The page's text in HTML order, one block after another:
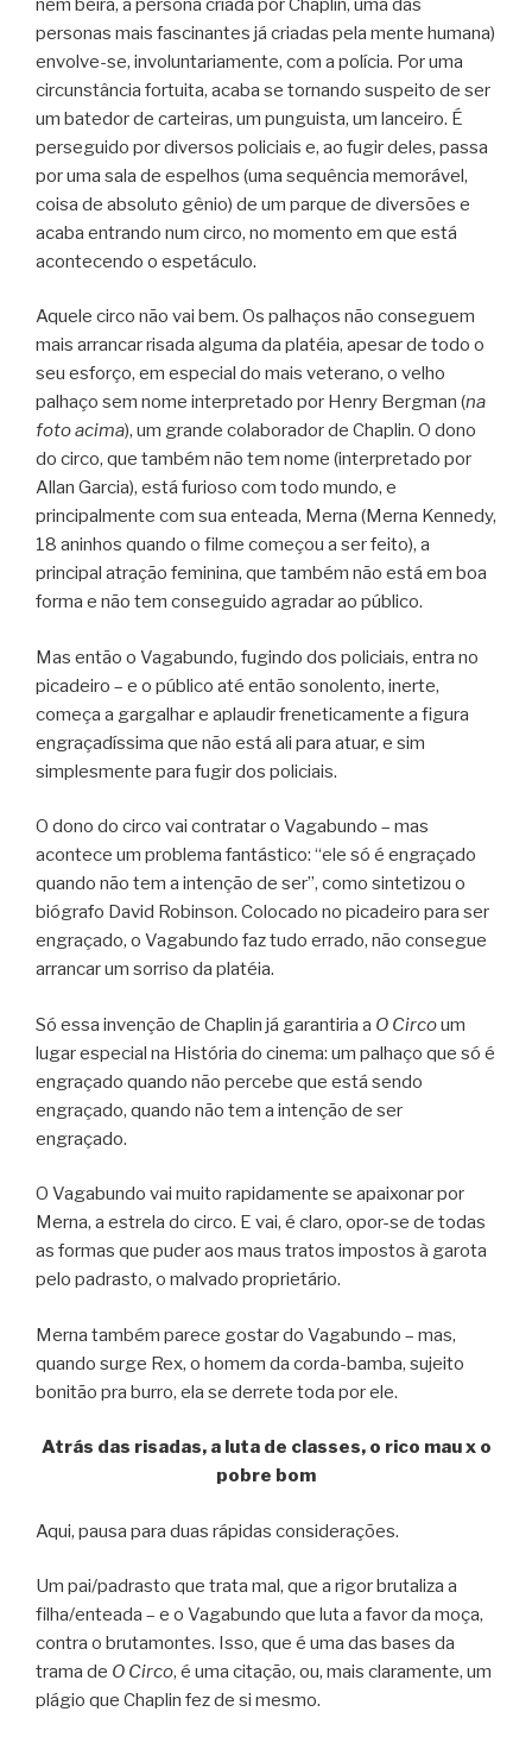
nem beira, a persona criada por Chaplin, uma das
personas mais fascinantes já criadas pela mente humana)
envolve-se, involuntariamente, com a polícia. Por uma
circunstância fortuita, acaba se tornando suspeito de ser
um batedor de carteiras, um punguista, um lanceiro. É
perseguido por diversos policiais e, ao fugir deles, passa
por uma sala de espelhos (uma sequência memorável,
coisa de absoluto gênio) de um parque de diversões e
acaba entrando num circo, no momento em que está
acontecendo o espetáculo.
Aquele circo não vai bem. Os palhaços não conseguem
mais arrancar risada alguma da platéia, apesar de todo o
seu esforço, em especial do mais veterano, o velho
palhaço sem nome interpretado por Henry Bergman (na
foto acima), um grande colaborador de Chaplin. O dono
do circo, que também não tem nome (interpretado por
Allan Garcia), está furioso com todo mundo, e
principalmente com sua enteada, Merna (Merna Kennedy,
18 aninhos quando o filme começou a ser feito), a
principal atração feminina, que também não está em boa
forma e não tem conseguido agradar ao público.
Mas então o Vagabundo, fugindo dos policiais, entra no
picadeiro – e o público até então sonolento, inerte,
começa a gargalhar e aplaudir freneticamente a figura
engraçadíssima que não está ali para atuar, e sim
simplesmente para fugir dos policiais.
O dono do circo vai contratar o Vagabundo – mas
acontece um problema fantástico: “ele só é engraçado
quando não tem a intenção de ser”, como sintetizou o
biógrafo David Robinson. Colocado no picadeiro para ser
engraçado, o Vagabundo faz tudo errado, não consegue
arrancar um sorriso da platéia.
Só essa invenção de Chaplin já garantiria a O Circoum
lugar especial na História do cinema: um palhaço que só é
engraçado quando não percebe que está sendo
engraçado, quando não tem a intenção de ser
engraçado.
O Vagabundo vai muito rapidamente se apaixonar por
Merna, a estrela do circo. E vai, é claro, opor-se de todas
as formas que puder aos maus tratos impostos à garota
pelo padrasto, o malvado proprietário.
Merna também parece gostar do Vagabundo – mas,
quando surge Rex, o homem da corda-bamba, sujeito
bonitão pra burro, ela se derrete toda por ele.
Atrás das risadas, a luta de classes, o rico mau x o
pobre bom
Aqui, pausa para duas rápidas considerações.
Um pai/padrasto que trata mal, que a rigor brutaliza a
filha/enteada – e o Vagabundo que luta a favor da moça,
contra o brutamontes. Isso, que é uma das bases da
trama de O Circo, é uma citação, ou, mais claramente, um
plágio que Chaplin fez de si mesmo.